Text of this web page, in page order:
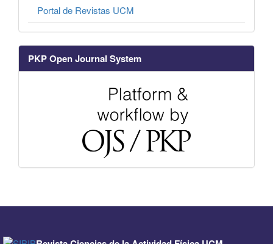
Portal de Revistas UCM
PKP Open Journal System